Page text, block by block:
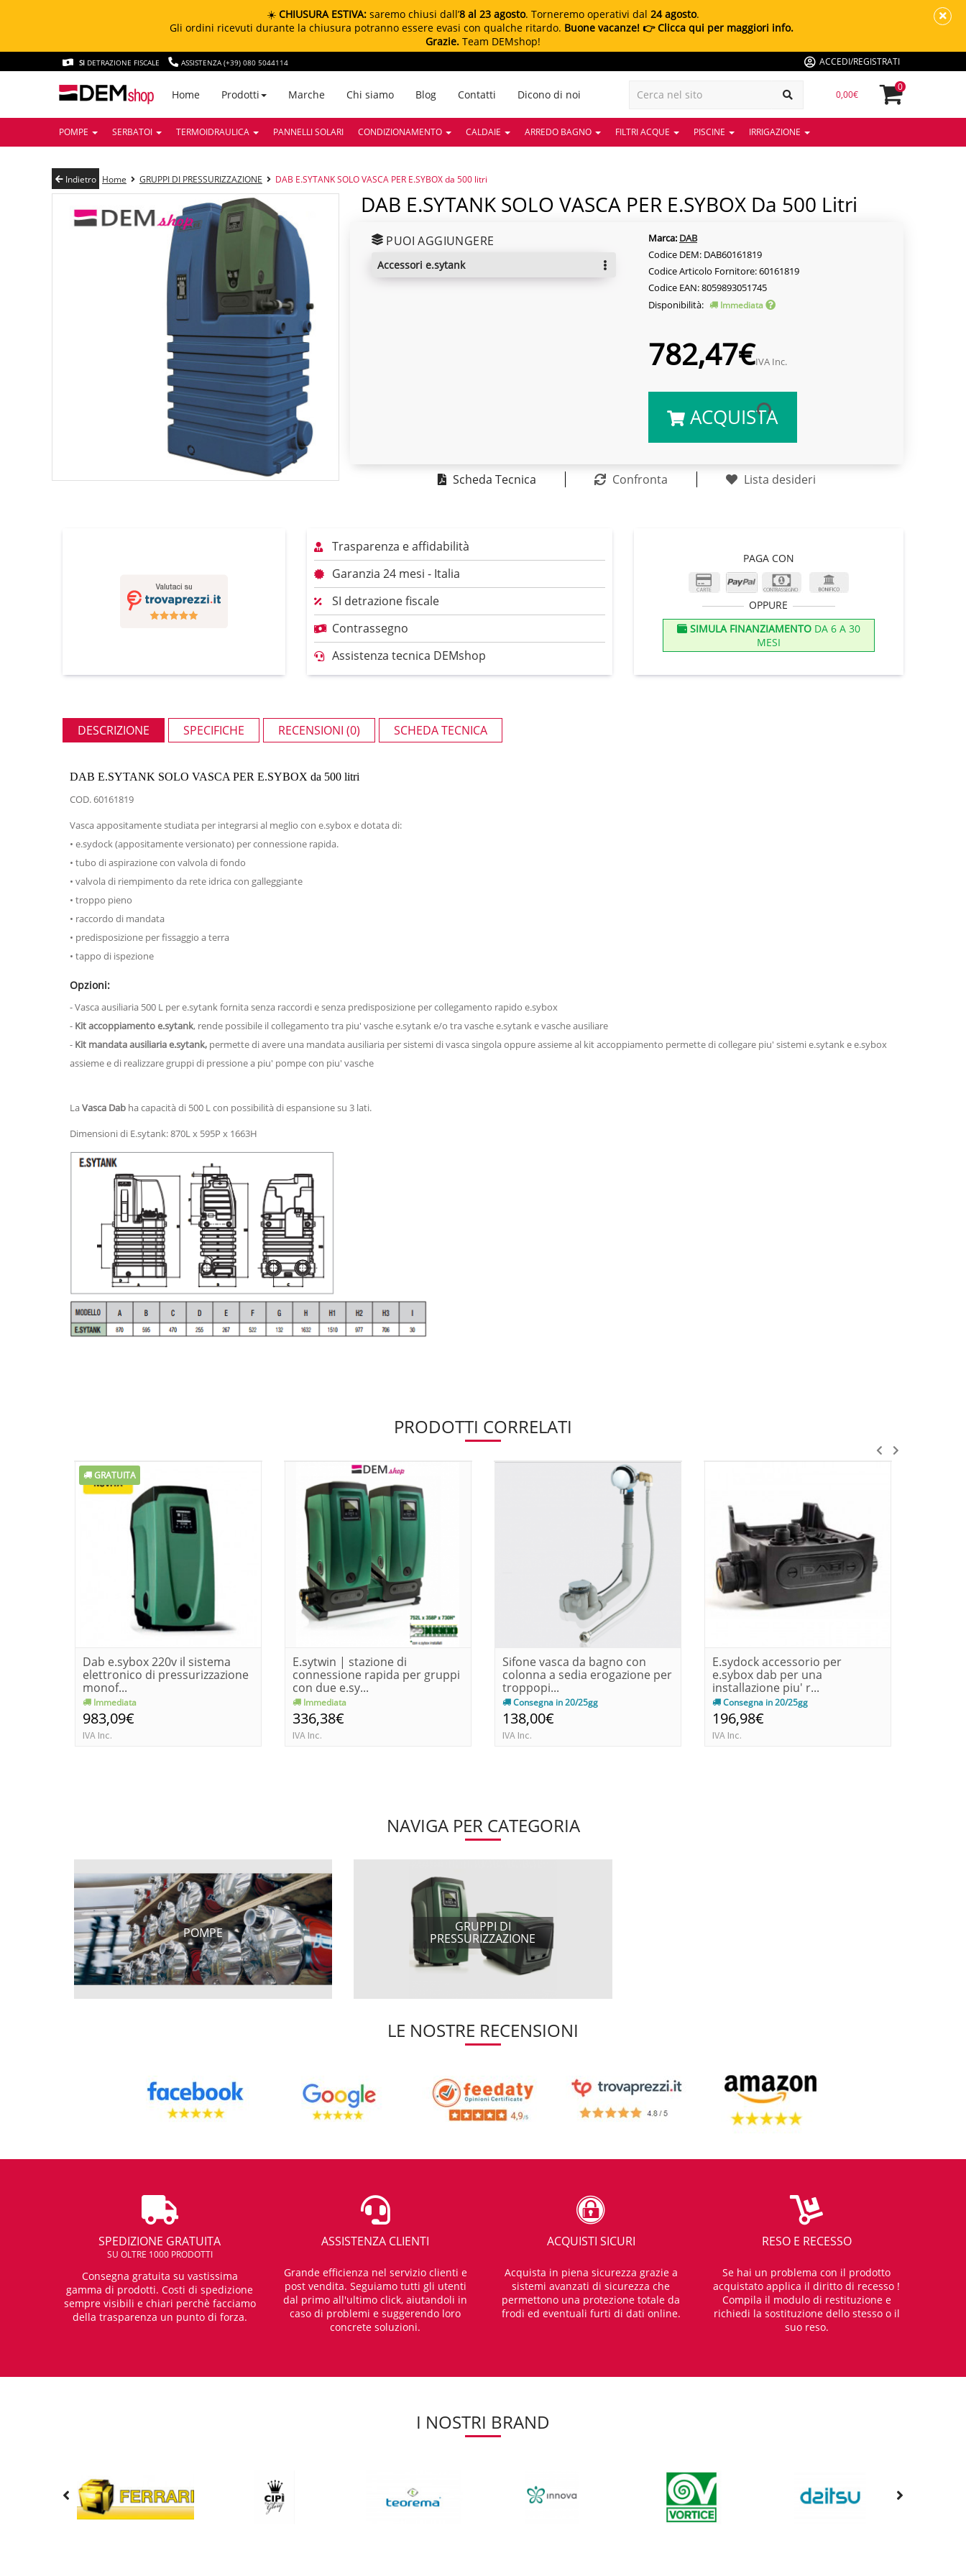
☀️ CHIUSURA ESTIVA: saremo chiusi dall’8 al 23 agosto. Torneremo operativi dal 24 agosto.
Gli ordini ricevuti durante la chiusura potranno essere evasi con qualche ritardo. Buone vacanze! 👉 Clicca qui per maggiori info.
Grazie. Team DEMshop!
SI DETRAZIONE FISCALE ASSISTENZA (+39) 080 5044114 ACCEDI/REGISTRATI
Home Prodotti Marche Chi siamo Blog Contatti Dicono di noi 0,00€
0
POMPE SERBATOI TERMOIDRAULICA PANNELLI SOLARI CONDIZIONAMENTO CALDAIE ARREDO BAGNO FILTRI ACQUE PISCINE IRRIGAZIONE
Indietro Home GRUPPI DI PRESSURIZZAZIONE DAB E.SYTANK SOLO VASCA PER E.SYBOX da 500 litri
DAB E.SYTANK SOLO VASCA PER E.SYBOX Da 500 Litri
PUOI AGGIUNGERE
accessori e.sytank
Marca: DAB
Codice DEM: DAB60161819
Codice Articolo Fornitore: 60161819
Codice EAN: 8059893051745
Disponibilità:
Immediata
782,47€IVA Inc.
ACQUISTA
Scheda Tecnica Confronta Lista desideri
Trasparenza e affidabilità
Garanzia 24 mesi - Italia
SI detrazione fiscale
Contrassegno
Assistenza tecnica DEMshop
PAGA CON
OPPURE
SIMULA FINANZIAMENTODA 6 A 30
MESI
DESCRIZIONE SPECIFICHE RECENSIONI (0) SCHEDA TECNICA
DAB E.SYTANK SOLO VASCA PER E.SYBOX da 500 litri
COD. 60161819
Vasca appositamente studiata per integrarsi al meglio con e.sybox e dotata di:
• e.sydock (appositamente versionato) per connessione rapida.
• tubo di aspirazione con valvola di fondo
• valvola di riempimento da rete idrica con galleggiante
• troppo pieno
• raccordo di mandata
• predisposizione per fissaggio a terra
• tappo di ispezione
Opzioni:
- Vasca ausiliaria 500 L per e.sytank fornita senza raccordi e senza predisposizione per collegamento rapido e.sybox
- Kit accoppiamento e.sytank, rende possibile il collegamento tra piu' vasche e.sytank e/o tra vasche e.sytank e vasche ausiliare
- Kit mandata ausiliaria e.sytank, permette di avere una mandata ausiliaria per sistemi di vasca singola oppure assieme al kit accoppiamento permette di collegare piu' sistemi e.sytank e e.sybox
assieme e di realizzare gruppi di pressione a piu' pompe con piu' vasche
LaVasca Dab ha capacità di 500 L con possibilità di espansione su 3 lati.
Dimensioni di E.sytank: 870L x 595P x 1663H
PRODOTTI CORRELATI
GRATUITA
Dab e.sybox 220v il sistema
elettronico di pressurizzazione
monof...
Immediata
983,09€
IVA Inc.
E.sytwin | stazione di
connessione rapida per gruppi
con due e.sy...
Immediata
336,38€
IVA Inc.
Sifone vasca da bagno con
colonna a sedia erogazione per
troppopi...
Consegna in 20/25gg
138,00€
IVA Inc.
E.sydock accessorio per
e.sybox dab per una
installazione piu' r...
Consegna in 20/25gg
196,98€
IVA Inc.
NAVIGA PER CATEGORIA
POMPE GRUPPI DI
PRESSURIZZAZIONE
LE NOSTRE RECENSIONI
SPEDIZIONE GRATUITA
SU OLTRE 1000 PRODOTTI
Consegna gratuita su vastissima
gamma di prodotti. Costi di spedizione
sempre visibili e chiari perchè facciamo
della trasparenza un punto di forza.
ASSISTENZA CLIENTI
Grande efficienza nel servizio clienti e
post vendita. Seguiamo tutti gli utenti
dal primo all'ultimo click, aiutandoli in
caso di problemi e suggerendo loro
concrete soluzioni.
ACQUISTI SICURI
Acquista in piena sicurezza grazie a
sistemi avanzati di sicurezza che
permettono una protezione totale da
frodi ed eventuali furti di dati online.
RESO E RECESSO
Se hai un problema con il prodotto
acquistato applica il diritto di recesso !
Compila il modulo di restituzione e
richiedi la sostituzione dello stesso o il
suo reso.
I NOSTRI BRAND